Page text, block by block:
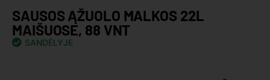
SAUSOS ĄŽUOLO MALKOS 22L
MAIŠUOSE, 88 VNT
SANDĖLYJE